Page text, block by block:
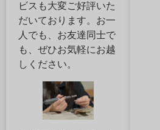
ビスも大変ご好評いた
だいております。お一
人でも、お友達同士で
も、ぜひお気軽にお越
しください。